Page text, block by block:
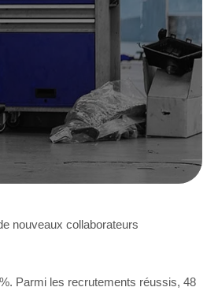
nouveaux collaborateurs
Parmi les recrutements réussis, 48